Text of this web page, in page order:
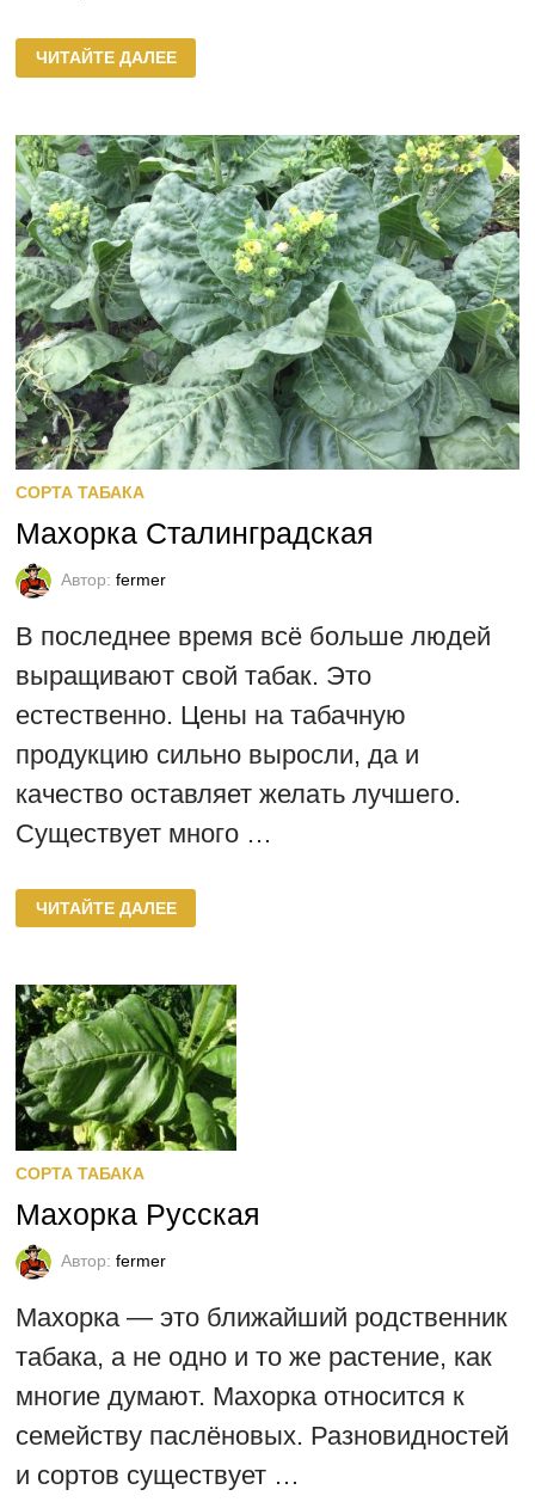
МАХОРКА
САРАТОВСКАЯ
ЧИТАЙТЕ ДАЛЕЕ
СОРТА ТАБАКА
Махорка Сталинградская
Автор: fermer
В последнее время всё больше людей
выращивают свой табак. Это
естественно. Цены на табачную
продукцию сильно выросли, да и
качество оставляет желать лучшего.
Существует много …
МАХОРКА
СТАЛИНГРАДСКАЯ
ЧИТАЙТЕ ДАЛЕЕ
СОРТА ТАБАКА
Махорка Русская
Автор: fermer
Махорка — это ближайший родственник
табака, а не одно и то же растение, как
многие думают. Махорка относится к
семейству паслёновых. Разновидностей
и сортов существует …